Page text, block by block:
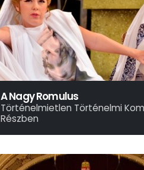
A Nagy Romulus
Történelmietlen Történelmi
Részben
Friedrich Dürrenmatt